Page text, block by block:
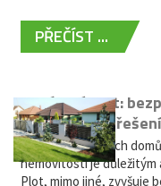
PŘEČÍST ...
Hliníkový plot:
bezúdržbové
Oplocení rodinných
nemovitostí je důležitým
Plot, mimo jiné, zvyšuje